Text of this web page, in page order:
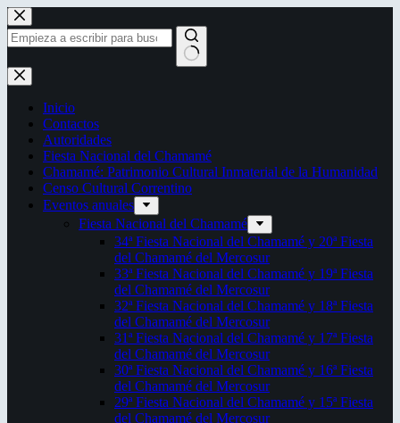
Saltar
al
contenido
Sin
resultados
Inicio
Contactos
Autoridades
Fiesta Nacional del Chamamé
Chamamé: Patrimonio Cultural Inmaterial de la Humanidad
Censo Cultural Correntino
Eventos anuales
Fiesta Nacional del Chamamé
34ª Fiesta Nacional del Chamamé y 20ª Fiesta
del Chamamé del Mercosur
33ª Fiesta Nacional del Chamamé y 19ª Fiesta
del Chamamé del Mercosur
32ª Fiesta Nacional del Chamamé y 18ª Fiesta
del Chamamé del Mercosur
31ª Fiesta Nacional del Chamamé y 17ª Fiesta
del Chamamé del Mercosur
30ª Fiesta Nacional del Chamamé y 16ª Fiesta
del Chamamé del Mercosur
29ª Fiesta Nacional del Chamamé y 15ª Fiesta
del Chamamé del Mercosur